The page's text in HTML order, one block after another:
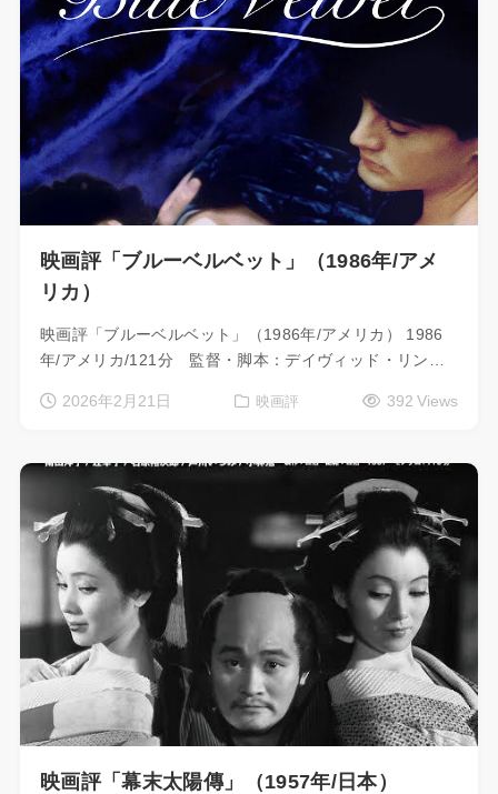
映画評「ブルーベルベット」（1986年/アメ
リカ）
映画評「ブルーベルベット」（1986年/アメリカ） 1986
年/アメリカ/121分 監督・脚本：デイヴィッド・リン…
2026年2月21日 映画評 392 Views
映画評「幕末太陽傳」（1957年/日本）